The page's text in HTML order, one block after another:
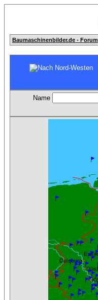
Baumaschinenbilder.de - Forum
Name